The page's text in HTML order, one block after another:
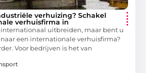
verhuizing? Schakel
verhuisfirma in
uitbreiden, maar bent u
een internationale verhuisfirma?
Voor bedrijven is het van